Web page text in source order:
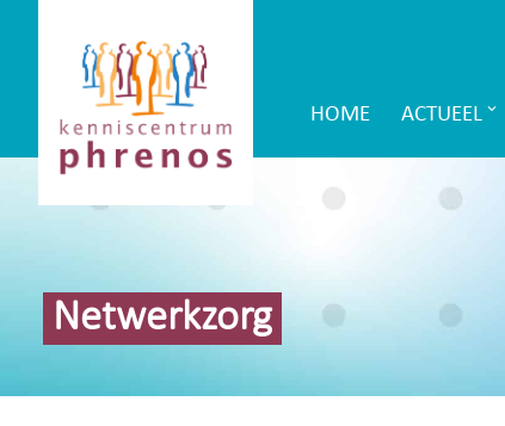
Phrenos
website
Main
Navigation
HOME ACTUEEL
Netwerkzorg